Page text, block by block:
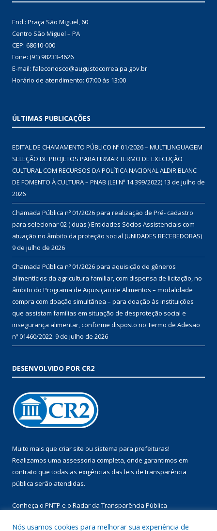
End.: Praça São Miguel, 60
Centro São Miguel – PA
CEP: 68610-000
Fone: (91) 98233-4626
E-mail: faleconosco@augustocorrea.pa.gov.br
Horário de atendimento: 07:00 às 13:00
ÚLTIMAS PUBLICAÇÕES
EDITAL DE CHAMAMENTO PÚBLICO Nº 01/2026 – MULTILINGUAGEM
SELEÇÃO DE PROJETOS PARA FIRMAR TERMO DE EXECUÇÃO
CULTURAL COM RECURSOS DA POLÍTICA NACIONAL ALDIR BLANC
DE FOMENTO À CULTURA – PNAB (LEI Nº 14.399/2022) 13 de julho de
2026
Chamada Pública nº 01/2026 para realização de Pré- cadastro
para selecionar 02 ( duas ) Entidades Sócios Assistenciais com
atuação no âmbito da proteção social (UNIDADES RECEBEDORAS)
9 de julho de 2026
Chamada Pública nº 01/2026 para aquisição de gêneros
alimentícios da agricultura familiar, com dispensa de licitação, no
âmbito do Programa de Aquisição de Alimentos – modalidade
compra com doação simultânea – para doação às instituições
que assistam famílias em situação de desproteção social e
insegurança alimentar, conforme disposto no Termo de Adesão
nº 01460/2022. 9 de julho de 2026
DESENVOLVIDO POR CR2
Muito mais que criar site ou sistema para prefeituras!
Realizamos uma assessoria completa, onde garantimos em
contrato que todas as exigências das leis de transparência
pública serão atendidas.
Conheça o PNTP e o Radar da Transparência Pública
Nós usamos cookies para melhorar sua experiência de